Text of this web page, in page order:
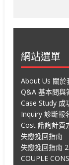
網站選單
About Us 關於
Q&A 基本問與
Case Study 成
Inquiry 診斷報
Cost 諮詢計費
失戀挽回指南
失戀挽回指南 2
COUPLE